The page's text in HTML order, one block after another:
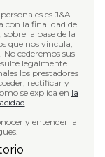
es J&A
la base de la
que nos vincula,
cederemos sus
legalmente
los prestadores
rectificar y
se explica en la
y entender la